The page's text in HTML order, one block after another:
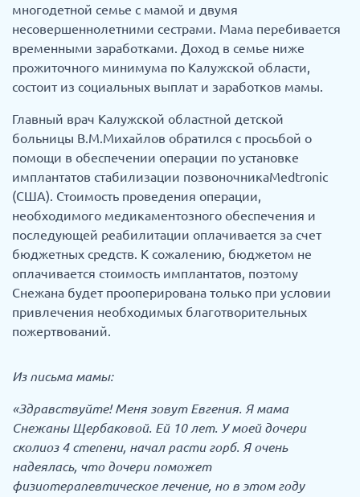
многодетной семье с мамой и двумя
несовершеннолетними сестрами. Мама перебивается
временными заработками. Доход в семье ниже
прожиточного минимума по Калужской области,
состоит из социальных выплат и заработков мамы.
Главный врач Калужской областной детской
больницы В.М.Михайлов обратился с просьбой о
помощи в обеспечении операции по установке
имплантатов стабилизации позвоночникаMedtronic
(США). Стоимость проведения операции,
необходимого медикаментозного обеспечения и
последующей реабилитации оплачивается за счет
бюджетных средств. К сожалению, бюджетом не
оплачивается стоимость имплантатов, поэтому
Снежана будет прооперирована только при условии
привлечения необходимых благотворительных
пожертвований.
Из письма мамы:
«Здравствуйте! Меня зовут Евгения. Я мама
Снежаны Щербаковой. Ей 10 лет. У моей дочери
сколиоз 4 степени, начал расти горб. Я очень
надеялась, что дочери поможет
физиотерапевтическое лечение, но в этом году